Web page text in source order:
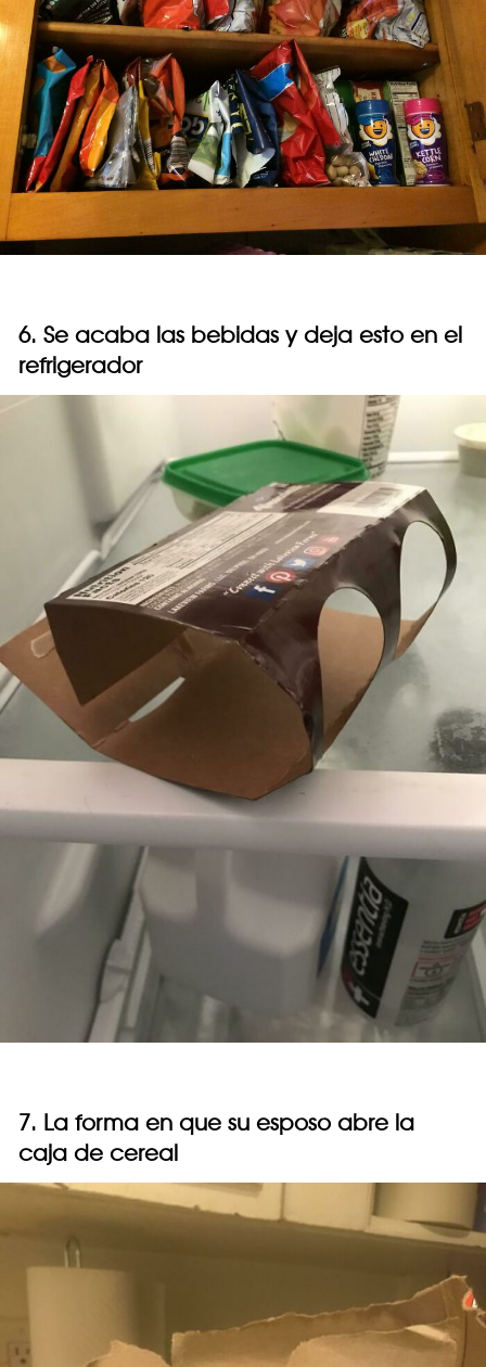
6. Se acaba las bebidas y deja esto en el
refrigerador
7. La forma en que su esposo abre la
caja de cereal